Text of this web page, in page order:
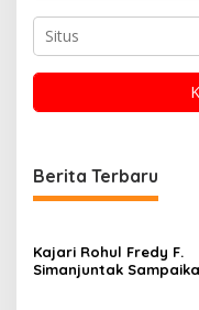
Berita Terbaru
Kajari Rohul Fredy F.
Simanjuntak